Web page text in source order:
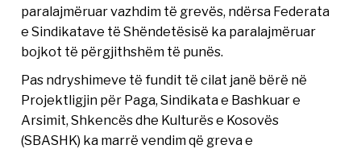
paralajmëruar vazhdim të grevës, ndërsa Federata
e Sindikatave të Shëndetësisë ka paralajmëruar
bojkot të përgjithshëm të punës.
Pas ndryshimeve të fundit të cilat janë bërë në
Projektligjin për Paga, Sindikata e Bashkuar e
Arsimit, Shkencës dhe Kulturës e Kosovës
(SBASHK) ka marrë vendim që greva e